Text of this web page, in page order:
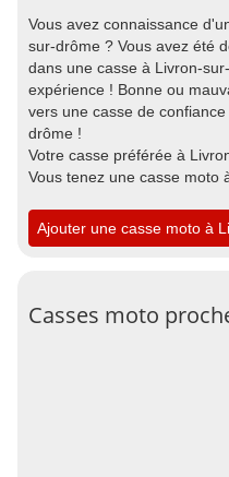
Vous avez connaissance
sur-drôme ? Vous avez été
dans une casse à Livron-
expérience ! Bonne ou
vers une casse de
drôme !
Votre casse préférée à
Vous tenez une casse moto
Ajouter une casse moto à
Casses moto